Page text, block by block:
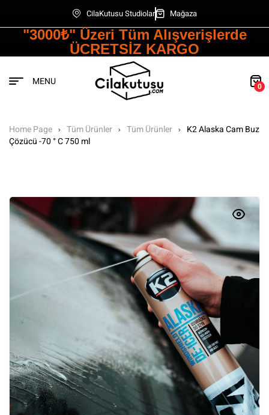
CilaKutusu Studiolar Mağaza
"3000₺" Üzeri Tüm Alışverişlerde
ÜCRETSİZ KARGO
MENU 0
Home Page Tüm Ürünler Tüm Ürünler
K2 Alaska Cam Buz
Çözücü -70 ° C 750 ml